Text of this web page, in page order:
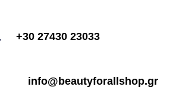
+30 27430 23033
info@beautyforallshop.gr